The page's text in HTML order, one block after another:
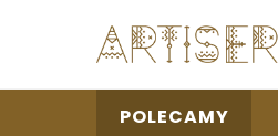
POLECAMY